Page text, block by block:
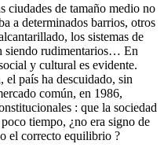
ciudades de tamaño medio no
a determinados barrios, otros
los sistemas de
siendo rudimentarios… En
y cultural es evidente.
el país ha descuidado, sin
común, en 1986,
: que la sociedad
tiempo, ¿no era signo de
el correcto equilibrio ?